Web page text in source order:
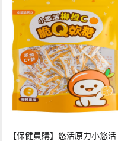
【保健員購】悠活原力小悠活